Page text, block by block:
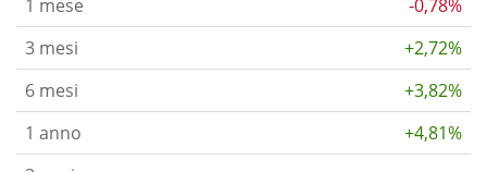
1 mese
-0,78%
3 mesi
+2,72%
6 mesi
+3,82%
1 anno
+4,81%